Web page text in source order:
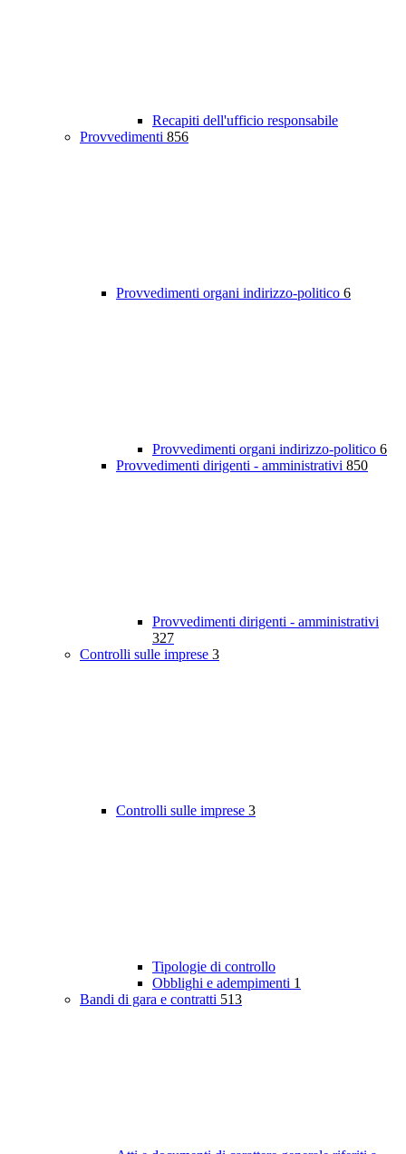
Recapiti dell'ufficio responsabile
Provvedimenti 856
Provvedimenti organi indirizzo-politico 6
Provvedimenti organi indirizzo-politico 6
Provvedimenti dirigenti - amministrativi 850
Provvedimenti dirigenti - amministrativi
327
Controlli sulle imprese 3
Controlli sulle imprese 3
Tipologie di controllo
Obblighi e adempimenti 1
Bandi di gara e contratti 513